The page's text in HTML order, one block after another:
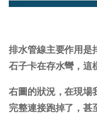
排水管線主要作用是
石子卡在存水彎，這
右圖的狀況，在現場
完整連接跑掉了，甚